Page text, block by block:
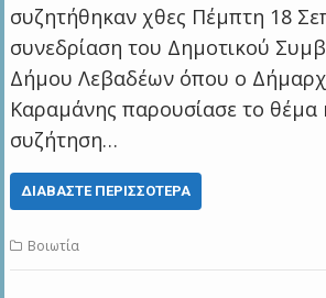
συζητήθηκαν χθες Πέμπτη 18
συνεδρίαση του Δημοτικού
Δήμου Λεβαδέων όπου ο
Καραμάνης παρουσίασε το θέμα
συζήτηση…
ΔΙΑΒΆΣΤΕ ΠΕΡΙΣΣΌΤΕΡΑ
Βοιωτία